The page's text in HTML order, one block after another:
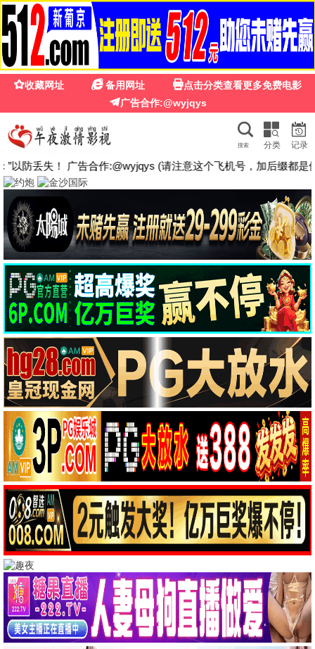
🍉国产第一福利影院 ☰